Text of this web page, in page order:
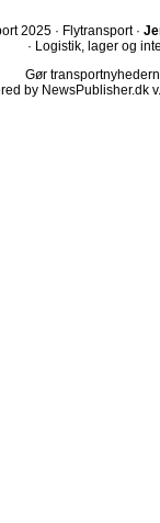
2025 · Flytransport ·
· Logistik, lager og
Gør
by NewsPublisher.dk